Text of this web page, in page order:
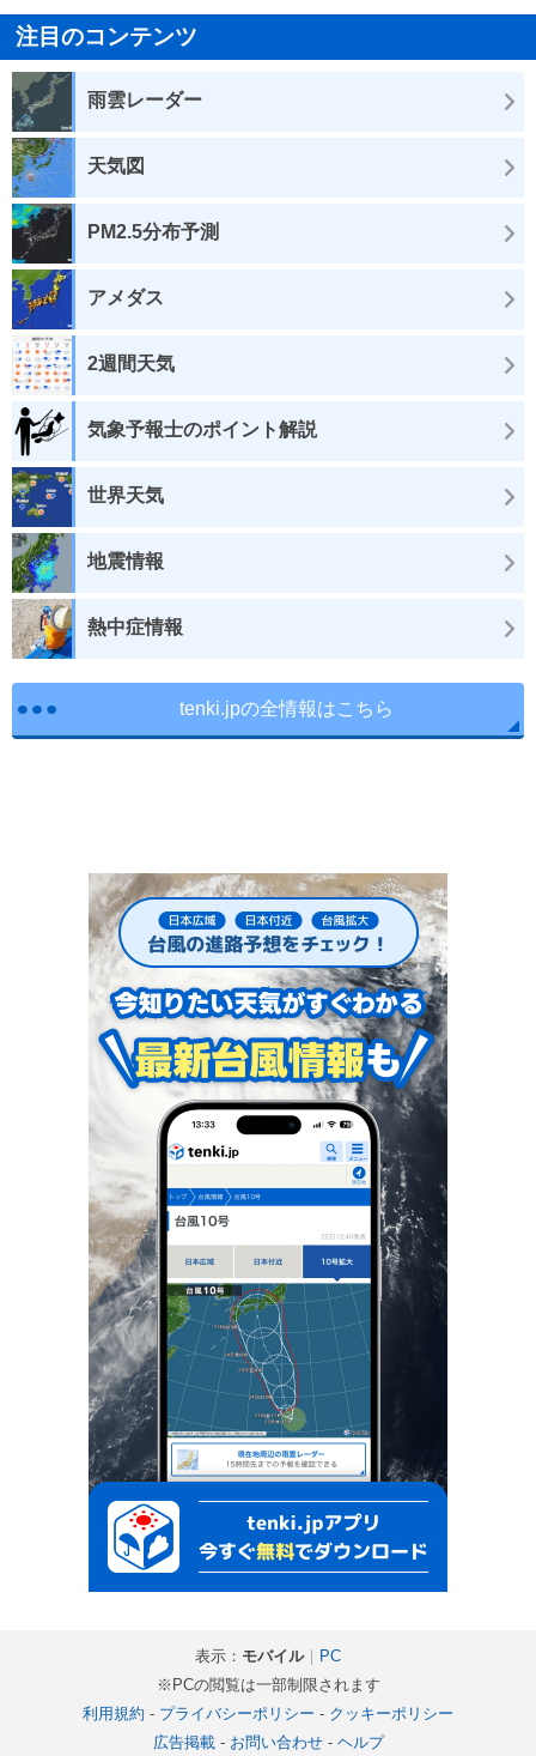
注目のコンテンツ
雨雲レーダー
天気図
PM2.5分布予測
アメダス
2週間天気
気象予報士のポイント解説
世界天気
地震情報
熱中症情報
tenki.jpの全情報はこちら
表示： モバイル｜ PC
※PCの閲覧は一部制限されます
利用規約 - プライバシーポリシー - クッキーポリシー
広告掲載- お問い合わせ- ヘルプ